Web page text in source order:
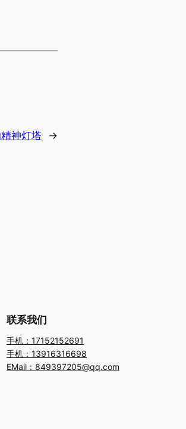
神灯塔 →
联系我们
手机：17152152691
手机：13916316698
EMail：849397205@qq.com